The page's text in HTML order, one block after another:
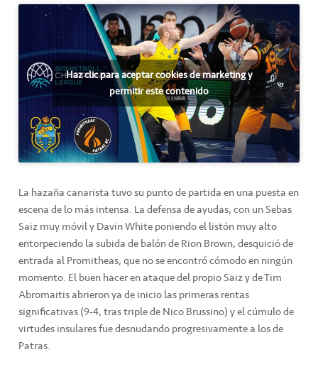
Haz clic para aceptar cookies de marketing y
permitir este contenido
La hazaña canarista tuvo su punto de partida en una puesta en
escena de lo más intensa. La defensa de ayudas, con un Sebas
Saiz muy móvil y Davin White poniendo el listón muy alto
entorpeciendo la subida de balón de Rion Brown, desquició de
entrada al Promitheas, que no se encontró cómodo en ningún
momento. El buen hacer en ataque del propio Saiz y de Tim
Abromaitis abrieron ya de inicio las primeras rentas
significativas (9-4, tras triple de Nico Brussino) y el cúmulo de
virtudes insulares fue desnudando progresivamente a los de
Patras.